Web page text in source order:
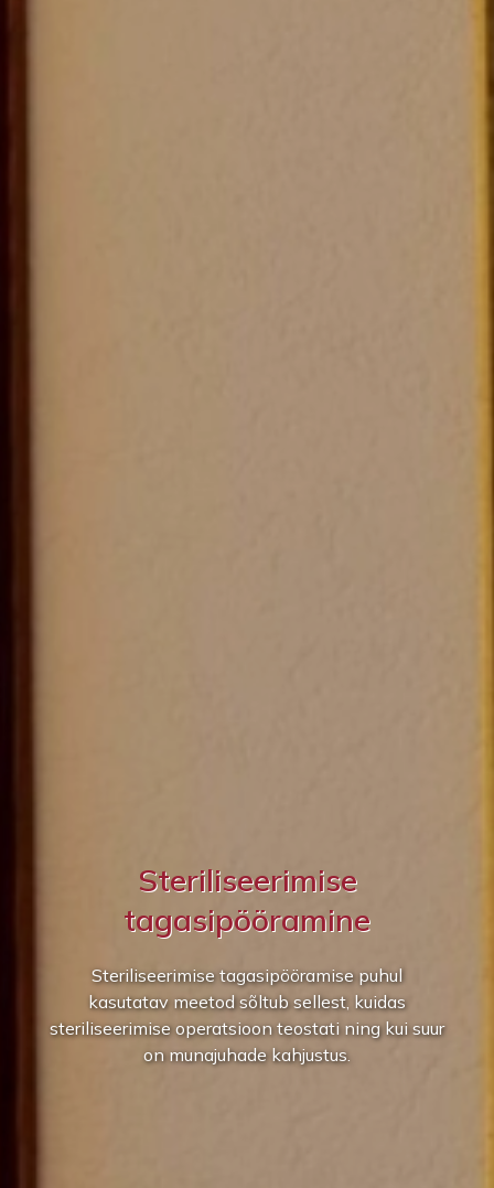
Steriliseerimise
tagasipööramine
Steriliseerimise tagasipööramise puhul
kasutatav meetod sõltub sellest, kuidas
steriliseerimise operatsioon teostati ning kui suur
on munajuhade kahjustus.